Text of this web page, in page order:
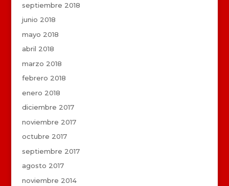
septiembre 2018
junio 2018
mayo 2018
abril 2018
marzo 2018
febrero 2018
enero 2018
diciembre 2017
noviembre 2017
octubre 2017
septiembre 2017
agosto 2017
noviembre 2014